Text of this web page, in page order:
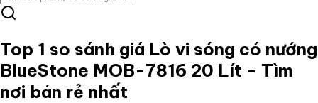
Top 1 so sánh giá Lò vi sóng có nướng
BlueStone MOB-7816 20 Lít - Tìm
nơi bán rẻ nhất